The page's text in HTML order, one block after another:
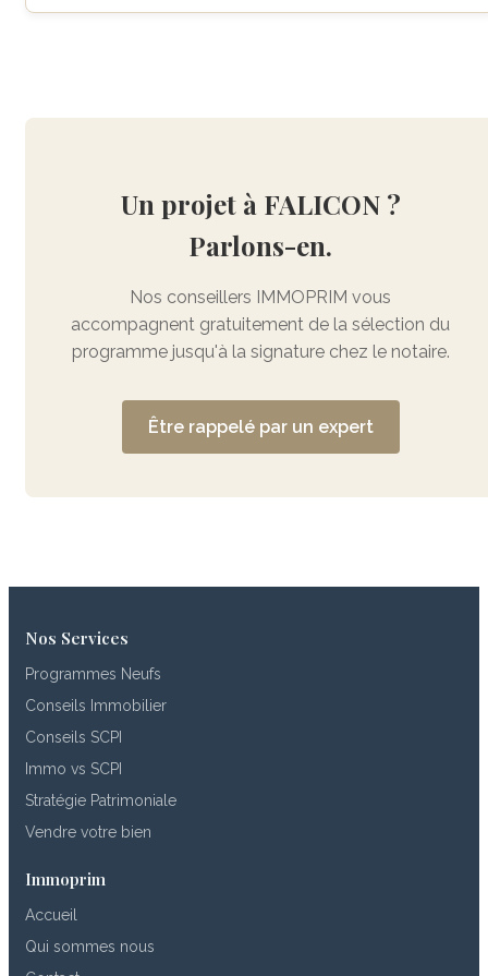
Un projet à FALICON ?
Parlons-en.
Nos conseillers IMMOPRIM vous
accompagnent gratuitement de la sélection du
programme jusqu'à la signature chez le notaire.
Être rappelé par un expert
Nos Services
Programmes Neufs
Conseils Immobilier
Conseils SCPI
Immo vs SCPI
Stratégie Patrimoniale
Vendre votre bien
Immoprim
Accueil
Qui sommes nous